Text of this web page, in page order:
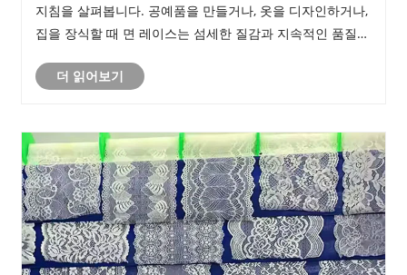
지침을 살펴봅니다. 공예품을 만들거나, 옷을 디자인하거나,
집을 장식할 때 면 레이스는 섬세한 질감과 지속적인 품질로
더 읽어보기